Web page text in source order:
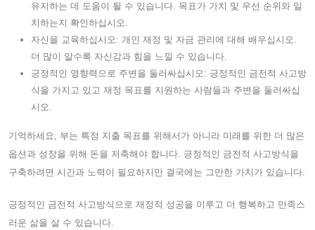
유지하는 데 도움이 될 수 있습니다. 목표가 가치 및 우선 순위와 일
치하는지 확인하십시오.
자신을 교육하십시오: 개인 재정 및 자금 관리에 대해 배우십시오.
더 많이 알수록 자신감과 힘을 느낄 수 있습니다.
긍정적인 영향력으로 주변을 둘러싸십시오: 긍정적인 금전적 사고방
식을 가지고 있고 재정 목표를 지원하는 사람들과 주변을 둘러싸십
시오.
기억하세요, 부는 특정 지출 목표를 위해서가 아니라 미래를 위한 더 많은
옵션과 성장을 위해 돈을 저축해야 합니다. 긍정적인 금전적 사고방식을
구축하려면 시간과 노력이 필요하지만 결국에는 그만한 가치가 있습니다.
긍정적인 금전적 사고방식으로 재정적 성공을 이루고 더 행복하고 만족스
러운 삶을 살 수 있습니다.